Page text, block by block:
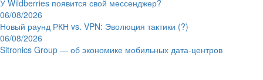
У Wildberries появится свой мессенджер?
06/08/2026
Новый раунд РКН vs. VPN: Эволюция тактики (?)
06/08/2026
Sitronics Group — об экономике мобильных дата-центров